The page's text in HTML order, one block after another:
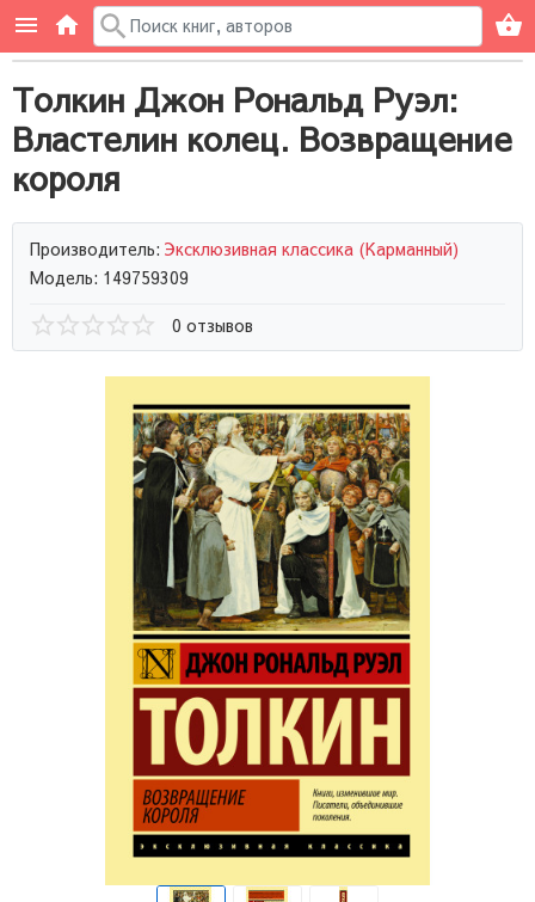
Толкин Джон Рональд Руэл:
Властелин колец. Возвращение
короля
Производитель: Эксклюзивная классика (Карманный)
Модель: 149759309
0 отзывов